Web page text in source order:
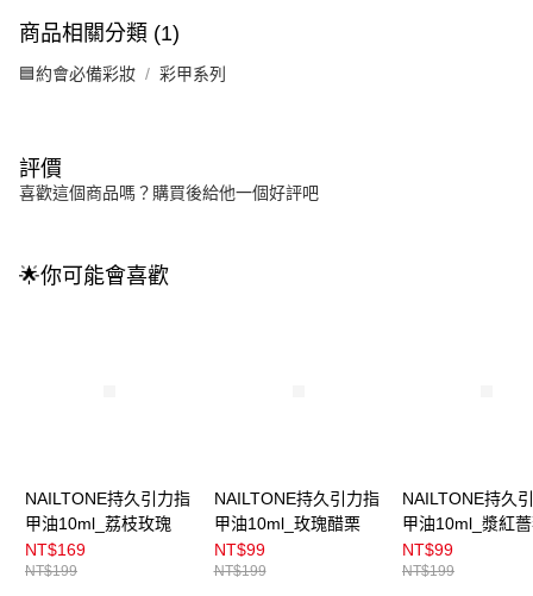
商品相關分類 (1)
🟦約會必備彩妝 彩甲系列
評價
喜歡這個商品嗎？購買後給他一個好評吧
🌟你可能會喜歡
NAILTONE持久引力指
甲油10ml_荔枝玫瑰
NT$169
NT$199
NAILTONE持久引力指
甲油10ml_玫瑰醋栗
NT$99
NT$199
NAILTONE持久
甲油10ml_漿紅
NT$99
NT$199